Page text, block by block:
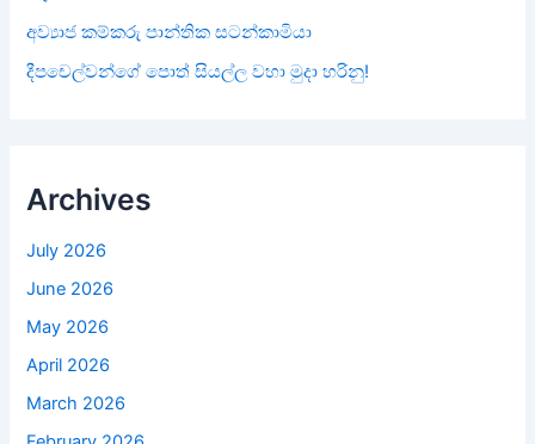
අව්‍යාජ කම්කරු පාන්තික සටන්කාමියා
දීපචෙල්වන්ගේ පොත් සියල්ල වහා මුදා හරිනු!
Archives
July 2026
June 2026
May 2026
April 2026
March 2026